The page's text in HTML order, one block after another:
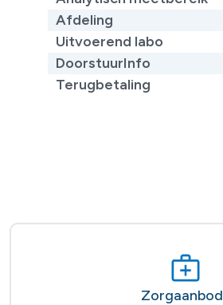
Afdeling
Uitvoerend labo
DoorstuurInfo
Terugbetaling
Zorgaanbod